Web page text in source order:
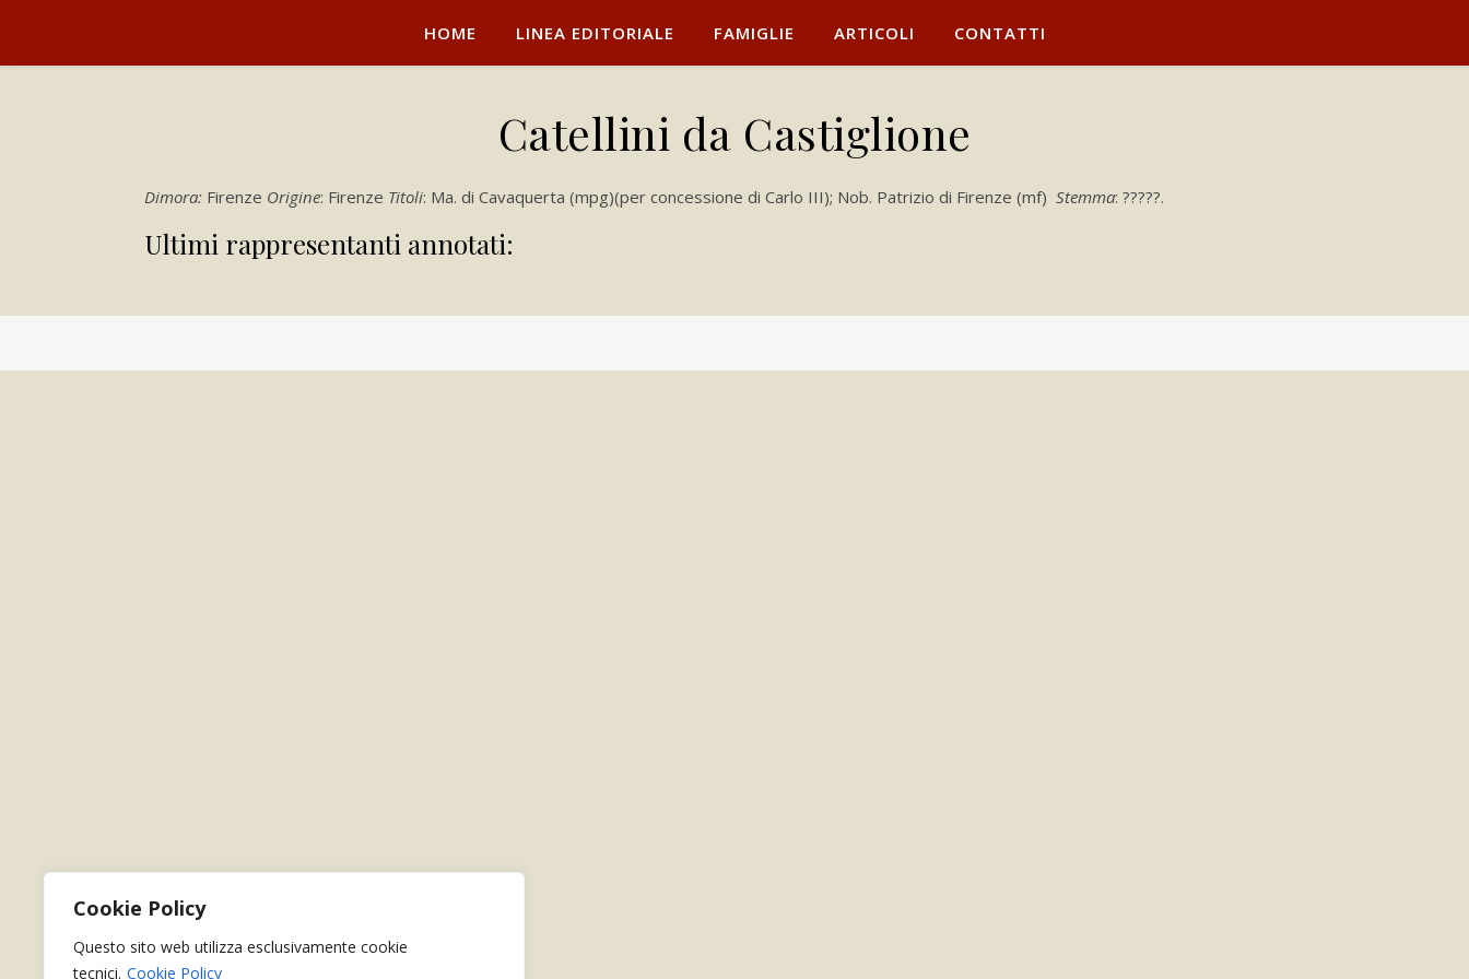
Cookie Policy
Questo sito web utilizza esclusivamente cookie
tecnici. Cookie Policy
HOME LINEA EDITORIALE FAMIGLIE ARTICOLI CONTATTI
Catellini da Castiglione
Dimora: Firenze Origine: Firenze Titoli: Ma. di Cavaquerta (mpg)(per concessione di Carlo III); Nob. Patrizio di Firenze (mf) Stemma: ?????.
Ultimi rappresentanti annotati: